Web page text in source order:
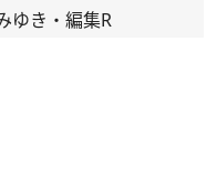
ゆき・編集R